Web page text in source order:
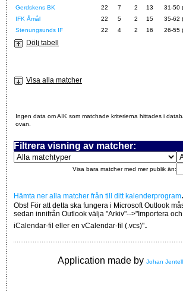
Gerdskens BK
22 7 2 13 31-50
IFK Åmål
22 5 2 15 35-62
Stenungsunds IF
22 4 2 16 26-55
Dölj tabell
Visa alla matcher
Ingen data om AIK som matchade kriterierna hittades i
ovan.
Filtrera visning av matcher:
Visa bara matcher med mer publik än:
Hämta ner alla matcher från till ditt kalenderprogram.
Obs! För att detta ska fungera i Microsoft Outlook
sedan innifrån Outlook välja "Arkiv"-->"Importera
iCalendar-fil eller en vCalendar-fil (.vcs)".
Application made by Johan Jentell